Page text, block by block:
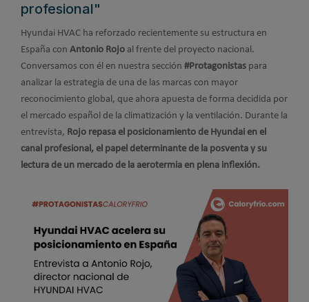
profesional"
Hyundai HVAC ha reforzado recientemente su estructura en
España con Antonio Rojo al frente del proyecto nacional.
Conversamos con él en nuestra sección #Protagonistas para
analizar la estrategia de una de las marcas con mayor
reconocimiento global, que ahora apuesta de forma decidida por
el mercado español de la climatización y la ventilación. Durante la
entrevista, Rojo repasa el posicionamiento de Hyundai en el
canal profesional, el papel determinante de la posventa y su
lectura de un mercado de la aerotermia en plena inflexión.